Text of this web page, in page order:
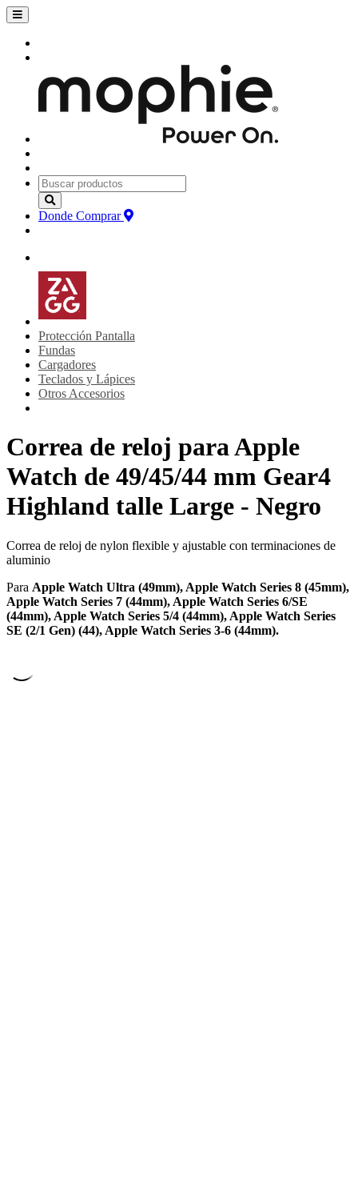
Donde Comprar
Protección Pantalla
Fundas
Cargadores
Teclados y Lápices
Otros Accesorios
Correa de reloj para Apple
Watch de 49/45/44 mm Gear4
Highland talle Large - Negro
Correa de reloj de nylon flexible y ajustable con terminaciones de
aluminio
Para Apple Watch Ultra (49mm), Apple Watch Series 8 (45mm),
Apple Watch Series 7 (44mm), Apple Watch Series 6/SE
(44mm), Apple Watch Series 5/4 (44mm), Apple Watch Series
SE (2/1 Gen) (44), Apple Watch Series 3-6 (44mm).